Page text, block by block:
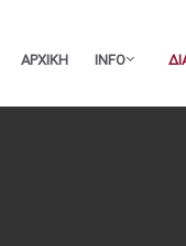
ΑΡΧΙΚΗ INFO